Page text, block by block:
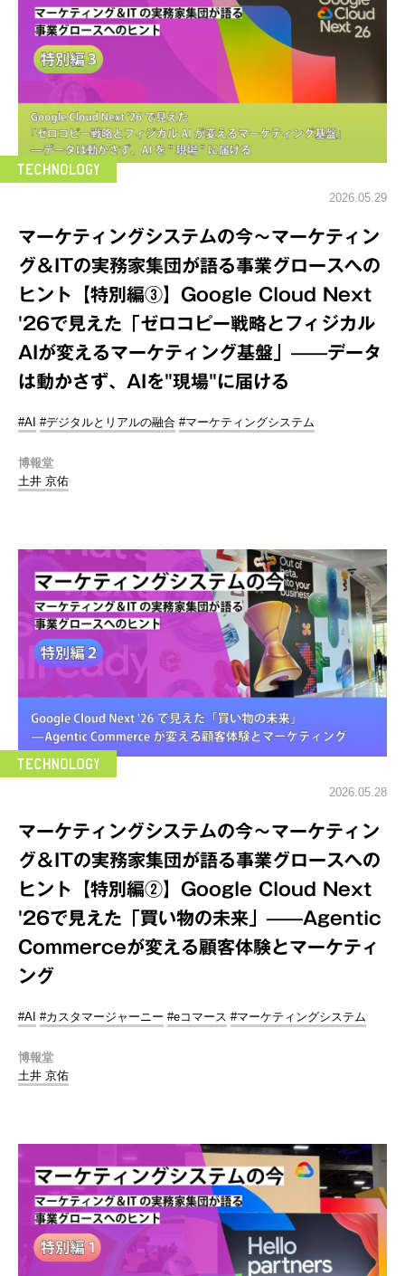
2026.05.29
マーケティングシステムの今～マーケティン
グ＆ITの実務家集団が語る事業グロースへの
ヒント【特別編③】Google Cloud Next
'26で見えた「ゼロコピー戦略とフィジカル
AIが変えるマーケティング基盤」——データ
は動かさず、AIを"現場"に届ける
#AI #デジタルとリアルの融合 #マーケティングシステム
博報堂
土井 京佑
2026.05.28
マーケティングシステムの今～マーケティン
グ＆ITの実務家集団が語る事業グロースへの
ヒント【特別編②】Google Cloud Next
'26で見えた「買い物の未来」——Agentic
Commerceが変える顧客体験とマーケティ
ング
#AI #カスタマージャーニー #eコマース #マーケティングシステム
博報堂
土井 京佑